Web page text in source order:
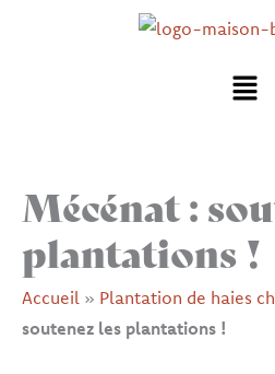
Menu
Mécénat :
plantations !
Accueil » Plantation de haies
soutenez les plantations !